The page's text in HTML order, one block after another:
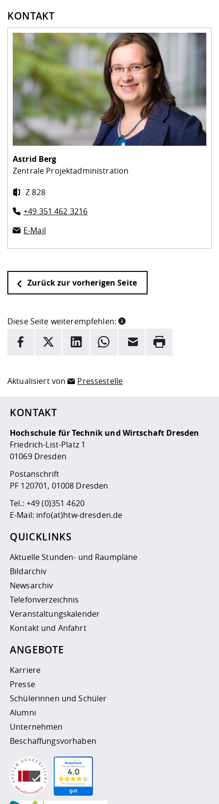
KONTAKT
Astrid Berg
Zentrale Projektadministration
Z 828
+49 351 462 3216
E-Mail
Zurück zur vorherigen Seite
Diese Seite weiterempfehlen:
INFORMATION
Facebook
X LinkedInWhatsappE-Mail Drucken
Aktualisiert von Pressestelle
KONTAKT
Hochschule für Technik und Wirtschaft Dresden
Friedrich-List-Platz 1
01069 Dresden
Postanschrift
PF 120701, 01008 Dresden
Tel.: +49 (0)351 4620
E-Mail: info(at)htw-dresden.de
QUICKLINKS
Aktuelle Stunden- und Raumpläne
Bildarchiv
Newsarchiv
Telefonverzeichnis
Veranstaltungskalender
Kontakt und Anfahrt
ANGEBOTE
Karriere
Presse
Schülerinnen und Schüler
Alumni
Unternehmen
Beschaffungsvorhaben